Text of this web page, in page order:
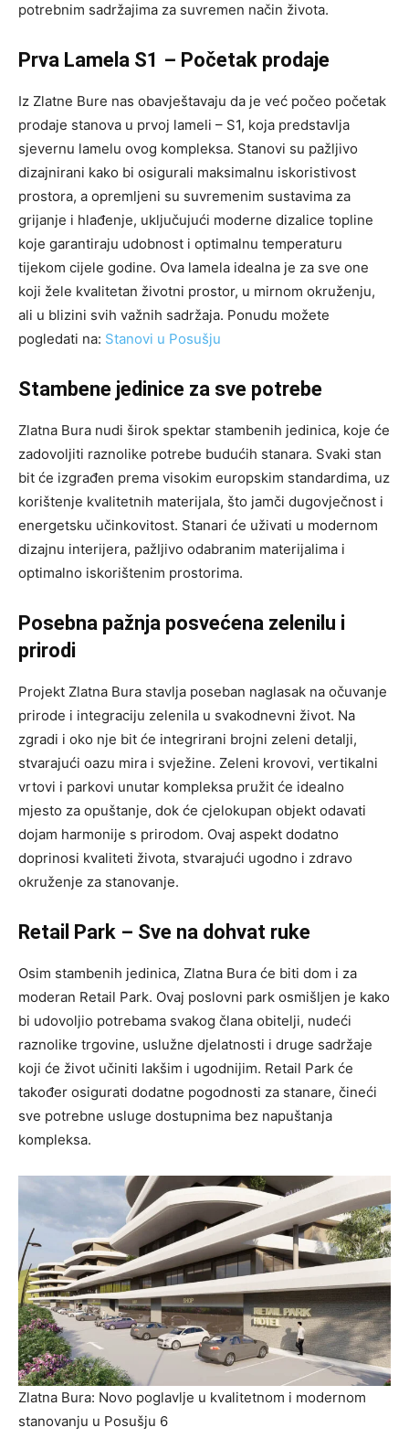
potrebnim sadržajima za suvremen način života.
Prva Lamela S1 – Početak prodaje
Iz Zlatne Bure nas obavještavaju da je već počeo početak
prodaje stanova u prvoj lameli – S1, koja predstavlja
sjevernu lamelu ovog kompleksa. Stanovi su pažljivo
dizajnirani kako bi osigurali maksimalnu iskoristivost
prostora, a opremljeni su suvremenim sustavima za
grijanje i hlađenje, uključujući moderne dizalice topline
koje garantiraju udobnost i optimalnu temperaturu
tijekom cijele godine. Ova lamela idealna je za sve one
koji žele kvalitetan životni prostor, u mirnom okruženju,
ali u blizini svih važnih sadržaja. Ponudu možete
pogledati na: Stanovi u Posušju
Stambene jedinice za sve potrebe
Zlatna Bura nudi širok spektar stambenih jedinica, koje će
zadovoljiti raznolike potrebe budućih stanara. Svaki stan
bit će izgrađen prema visokim europskim standardima, uz
korištenje kvalitetnih materijala, što jamči dugovječnost i
energetsku učinkovitost. Stanari će uživati u modernom
dizajnu interijera, pažljivo odabranim materijalima i
optimalno iskorištenim prostorima.
Posebna pažnja posvećena zelenilu i
prirodi
Projekt Zlatna Bura stavlja poseban naglasak na očuvanje
prirode i integraciju zelenila u svakodnevni život. Na
zgradi i oko nje bit će integrirani brojni zeleni detalji,
stvarajući oazu mira i svježine. Zeleni krovovi, vertikalni
vrtovi i parkovi unutar kompleksa pružit će idealno
mjesto za opuštanje, dok će cjelokupan objekt odavati
dojam harmonije s prirodom. Ovaj aspekt dodatno
doprinosi kvaliteti života, stvarajući ugodno i zdravo
okruženje za stanovanje.
Retail Park – Sve na dohvat ruke
Osim stambenih jedinica, Zlatna Bura će biti dom i za
moderan Retail Park. Ovaj poslovni park osmišljen je kako
bi udovoljio potrebama svakog člana obitelji, nudeći
raznolike trgovine, uslužne djelatnosti i druge sadržaje
koji će život učiniti lakšim i ugodnijim. Retail Park će
također osigurati dodatne pogodnosti za stanare, čineći
sve potrebne usluge dostupnima bez napuštanja
kompleksa.
Zlatna Bura: Novo poglavlje u kvalitetnom i modernom
stanovanju u Posušju 6